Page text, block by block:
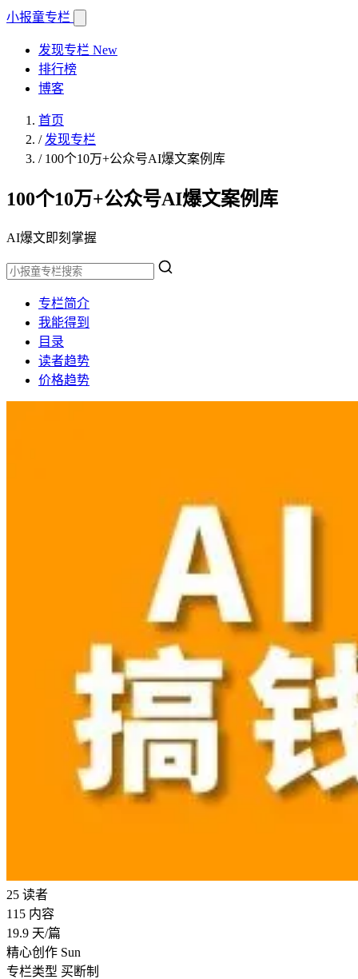
小报童专栏
发现专栏 New
排行榜
博客
首页
/ 发现专栏
/ 100个10万+公众号AI爆文案例库
100个10万+公众号AI爆文案例库
AI爆文即刻掌握
专栏简介
我能得到
目录
读者趋势
价格趋势
25 读者
115 内容
19.9 天/篇
精心创作 Sun
专栏类型 买断制